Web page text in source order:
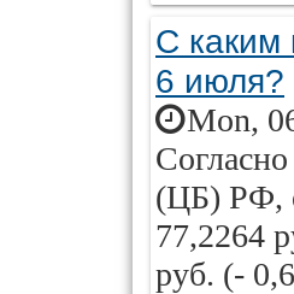
С каким
6 июля?
Mon,
(ЦБ) РФ,
77,2264
руб. (-